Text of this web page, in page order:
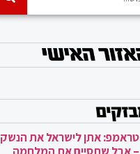
טראמפ: אתן לישראל את הנשק